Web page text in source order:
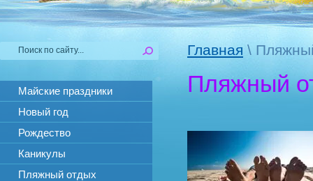
Главная \
Пляжный
Майские праздники
Новый год
Рождество
Каникулы
Пляжный отдых